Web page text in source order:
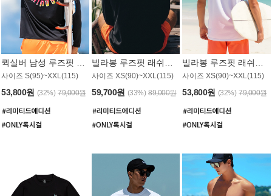
사이즈 S(95)~XXL(115)
53,800원 (32%) 79,000원
사이즈 XS(90)~XXL(115)
59,700원 (33%) 89,000원
사이즈 XS(90)~XXL(115)
53,800원 (32%) 79,000원